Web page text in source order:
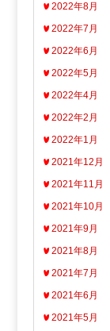
2022年8月
2022年7月
2022年6月
2022年5月
2022年4月
2022年2月
2022年1月
2021年12月
2021年11月
2021年10月
2021年9月
2021年8月
2021年7月
2021年6月
2021年5月